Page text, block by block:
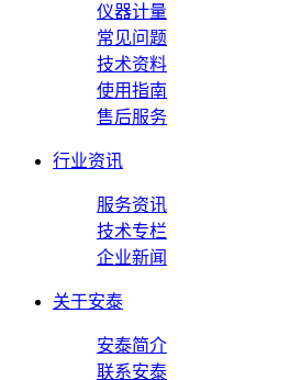
仪器计量
常见问题
技术资料
使用指南
售后服务
行业资讯
服务资讯
技术专栏
企业新闻
关于安泰
安泰简介
联系安泰